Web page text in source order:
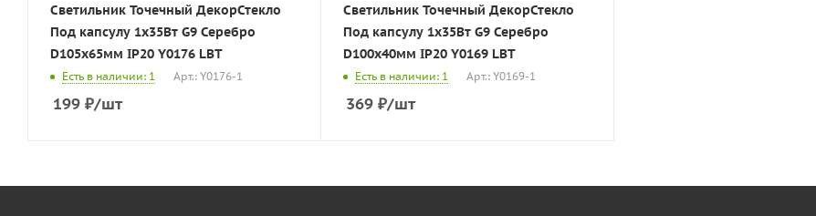
Светильник Точечный ДекорСтекло
Под капсулу 1х35Вт G9 Серебро
D105х65мм IP20 Y0176 LBT
Есть в наличии: 1 Арт.: Y0176-1
199 ₽/шт
Светильник Точечный ДекорСтекло
Под капсулу 1х35Вт G9 Серебро
D100х40мм IP20 Y0169 LBT
Есть в наличии: 1 Арт.: Y0169-1
369 ₽/шт